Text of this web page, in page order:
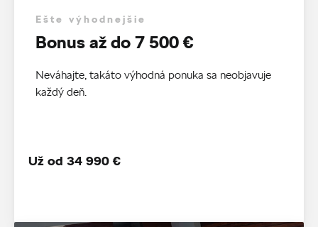
Ešte výhodnejšie
Bonus až do 7 500 €
Neváhajte, takáto výhodná ponuka sa neobjavuje
každý deň.
Už od 34 990 €